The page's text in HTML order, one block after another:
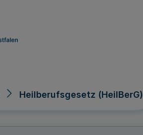
Heilberufsgesetz (HeilBerG)